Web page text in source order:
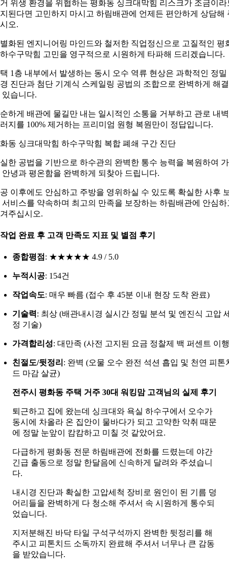
위생 환경을 위협하는 평화동 싱크대막힘 리스크가 조금이라
된다면 고민하지 마시고 하림배관에 언제든 편안하게 상담해
오.
화된 엔지니어링 마인드와 철저한 직업정신으로 고질적인 평
수구막힘 고민을 영구적으로 시원하게 타파해 드리겠습니다.
1층 내부에서 발생하는 동시 오수 역류 현상은 과학적인 정밀
진단과 첨단 기계식 스케일링 공법의 조합으로 완벽하게 해
있습니다.
하게 배관에 물길만 내는 일시적인 소통을 거부하고 관로 내
지를 100% 제거하는 프리미엄 원형 복원만이 정답입니다.
동 싱크대막힘 하수구막힘 복합 폐쇄 구간 진단
한 공법을 기반으로 하수관의 완벽한 통수 능력을 복원하여
안녕과 평온함을 완벽하게 되찾아 드립니다.
이후에도 안심하고 주방을 영위하실 수 있도록 확실한 사후
서비스를 약속하며 최고의 만족을 보장하는 하림배관에 안심하
주십시오.
업 완료 후 고객 만족도 지표 및 별점 후기
종합평점 : ★★★★★ 4.9 / 5.0
누적시공: 154건
작업속도: 매우 빠름 (접수 후 45분 이내 현장 도착 완료)
기술력: 최상 (배관내시경 실시간 정밀 분석 및 엔진식 고압
정 기술)
가격합리성: 대만족 (사전 고지된 요금 정찰제 백 퍼센트 이
친절도/뒷정리 : 완벽 (오물 오수 완전 석션 흡입 및 천연 피톤
드 마감 살균)
전주시 평화동 주택 거주 30대 워킹맘 고객님의 실제 후기
퇴근하고 집에 왔는데 싱크대와 욕실 하수구에서 오수가
동시에 차올라 온 집안이 물바다가 되고 고약한 악취 때문
에 정말 눈앞이 캄캄하고 미칠 것 같았어요.
다급하게 평화동 전문 하림배관에 전화를 드렸는데 야간
긴급 출동으로 정말 한달음에 신속하게 달려와 주셨습니
다.
내시경 진단과 확실한 고압세척 장비로 원인이 된 기름 덩
어리들을 완벽하게 다 청소해 주셔서 속 시원하게 통수되
었습니다.
지저분해진 바닥 타일 구석구석까지 완벽한 뒷정리를 해
주시고 피톤치드 소독까지 완료해 주셔서 너무나 큰 감동
을 받았습니다.